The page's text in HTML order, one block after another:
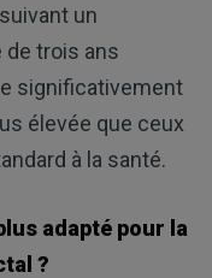
un
de trois ans
significativement
élevée que ceux
à la santé.
adapté pour la
?